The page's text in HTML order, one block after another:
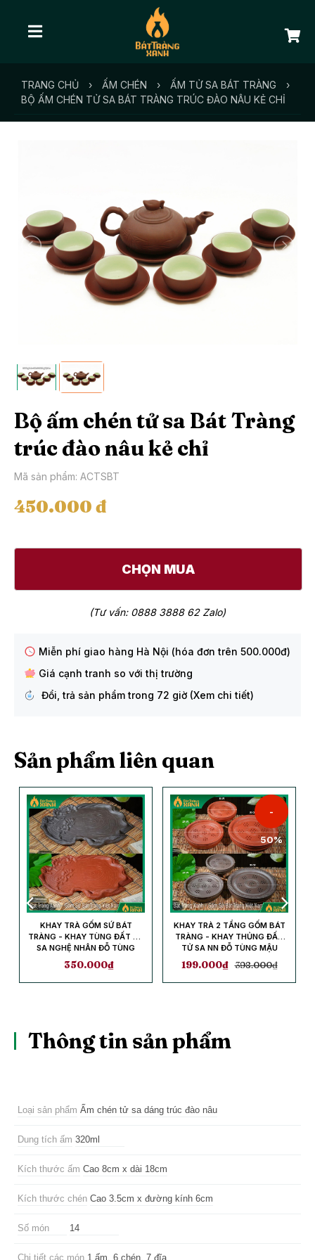
TRANG CHỦ › ẤM CHÉN › ẤM TỬ SA BÁT TRÀNG
›
BỘ ẤM CHÉN TỬ SA BÁT TRÀNG TRÚC ĐÀO NÂU KẺ CHỈ
Bộ ấm chén tử sa Bát Tràng
trúc đào nâu kẻ chỉ
Mã sản phẩm: ACTSBT
450.000 đ
CHỌN MUA
(Tư vấn: 0888 3888 62 Zalo)
Miễn phí giao hàng Hà Nội (hóa đơn trên 500.000đ)
Giá cạnh tranh so với thị trường
Đổi, trả sản phẩm trong 72 giờ (Xem chi tiết)
Sản phẩm liên quan
KHAY TRÀ GỐM SỨ BÁT
TRÀNG - KHAY TÙNG ĐẤT TỬ
SA NGHỆ NHÂN ĐỖ TÙNG
MẬU
350.000₫
-
50%
KHAY TRÀ 2 TẦNG GỐM BÁT
TRÀNG - KHAY THỦNG ĐẤT
TỬ SA NN ĐỖ TÙNG MẬU
199.000₫ 398.000₫
Thông tin sản phẩm
Loại sản phẩm Ấm chén tử sa dáng trúc đào nâu
Dung tích ấm 320ml
Kích thước ấm Cao 8cm x dài 18cm
Kích thước chén Cao 3.5cm x đường kính 6cm
Số món 14
Chi tiết các món 1 ấm, 6 chén, 7 đĩa